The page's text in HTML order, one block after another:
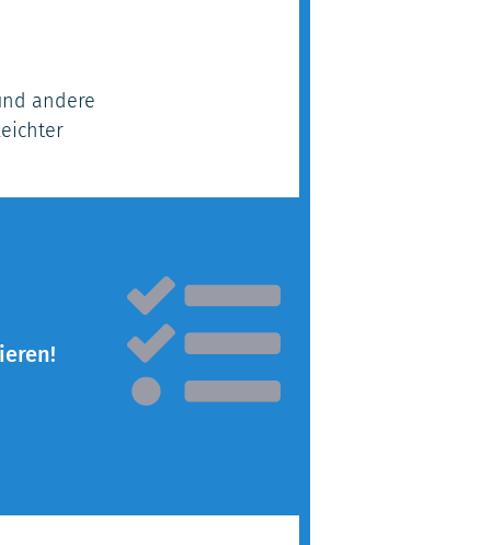
andere